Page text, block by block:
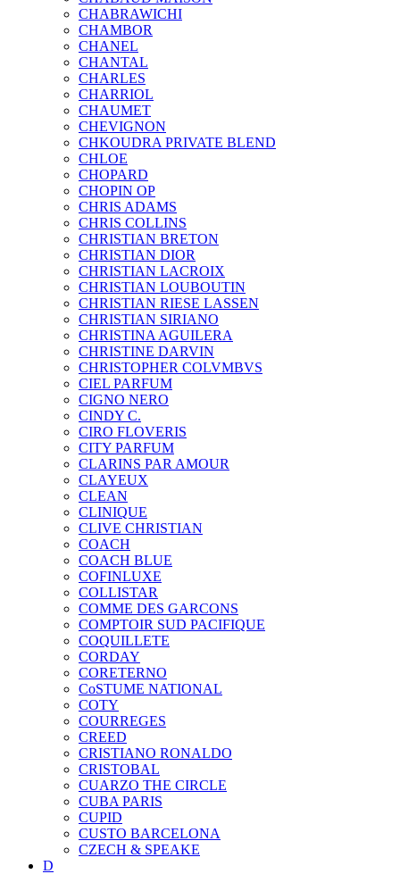
CHABRAWICHI
CHAMBOR
CHANEL
CHANTAL
CHARLES
CHARRIOL
CHAUMET
CHEVIGNON
CHKOUDRA PRIVATE BLEND
CHLOE
CHOPARD
CHOPIN OP
CHRIS ADAMS
CHRIS COLLINS
CHRISTIAN BRETON
CHRISTIAN DIOR
CHRISTIAN LACROIX
CHRISTIAN LOUBOUTIN
CHRISTIAN RIESE LASSEN
CHRISTIAN SIRIANO
CHRISTINA AGUILERA
CHRISTINE DARVIN
CHRISTOPHER COLVMBVS
CIEL PARFUM
CIGNO NERO
CINDY C.
CIRO FLOVERIS
CITY PARFUM
CLARINS PAR AMOUR
CLAYEUX
CLEAN
CLINIQUE
CLIVE CHRISTIAN
COACH
COACH BLUE
COFINLUXE
COLLISTAR
COMME DES GARCONS
COMPTOIR SUD PACIFIQUE
COQUILLETE
CORDAY
CORETERNO
CoSTUME NATIONAL
COTY
COURREGES
CREED
CRISTIANO RONALDO
CRISTOBAL
CUARZO THE CIRCLE
CUBA PARIS
CUPID
CUSTO BARCELONA
CZECH & SPEAKE
D